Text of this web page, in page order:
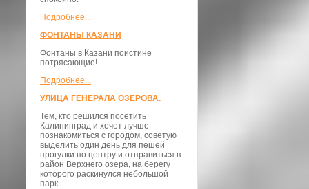
Подробнее...
ФОНТАНЫ КАЗАНИ
Фонтаны в Казани поистине
потрясающие!
Подробнее...
УЛИЦА ГЕНЕРАЛА ОЗЕРОВА.
Тем, кто решился посетить
Калининград и хочет лучше
познакомиться с городом, советую
выделить один день для пешей
прогулки по центру и отправиться в
район Верхнего озера, на берегу
которого раскинулся небольшой
парк.